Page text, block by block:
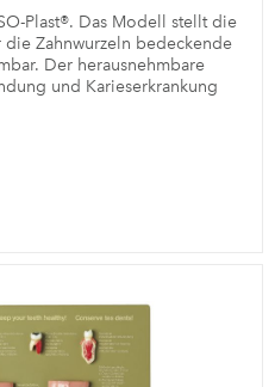
Plast®. Das Modell stellt die
die Zahnwurzeln bedeckende
Der herausnehmbare
und Karieserkrankung